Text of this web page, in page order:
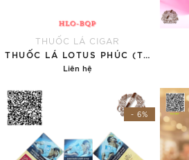
THUỐC LÁ CIGAR
Liên hệ
- 6%